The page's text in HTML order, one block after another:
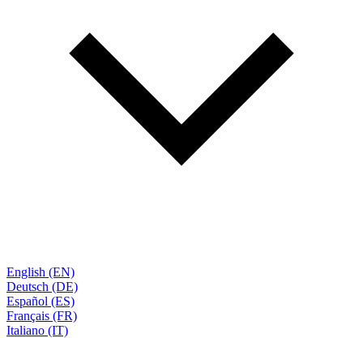
English (EN)
Deutsch (DE)
Español (ES)
Français (FR)
Italiano (IT)